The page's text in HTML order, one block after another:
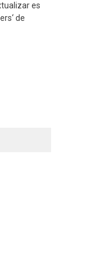
es
de